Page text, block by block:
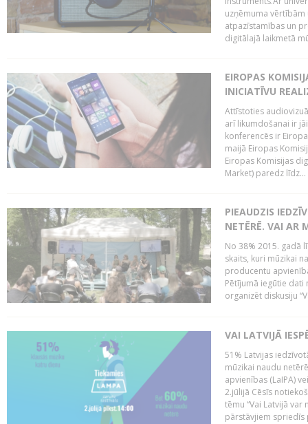
uzņēmuma
atpazīstamības un
digitālajā laikmetā
EIROPAS
INICIATĪVU
Attīstoties
arī likumdošanai ir
konferencēs ir
maijā Eiropas
Eiropas Komisijas
Market) paredz līdz...
PIEAUDZIS
NETĒRĒ. VAI AR
No 38% 2015. gadā
skaits, kuri mūzikai
producentu
Pētījumā iegūtie dati
organizēt diskusiju
VAI LATVIJĀ
51% Latvijas
mūzikai naudu
apvienības (LaIPA)
2.jūlijā Cēsīs
tēmu “Vai Latvijā
pārstāvjiem spriedīs